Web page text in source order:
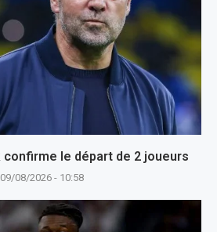
confirme le départ de 2 joueurs
09/08/2026 - 10:58